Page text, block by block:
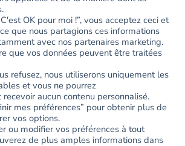
votre code de bienvenue de -15%.
de contact non trouvé !
OK pour moi !”, vous acceptez ceci et
que nous partagions ces informations
avec nos partenaires marketing.
que vos données peuvent être traitées
refusez, nous utiliserons uniquement les
et vous ne pourrez
aucun contenu personnalisé.
mes préférences” pour obtenir plus de
vos options.
ou modifier vos préférences à tout
de plus amples informations dans